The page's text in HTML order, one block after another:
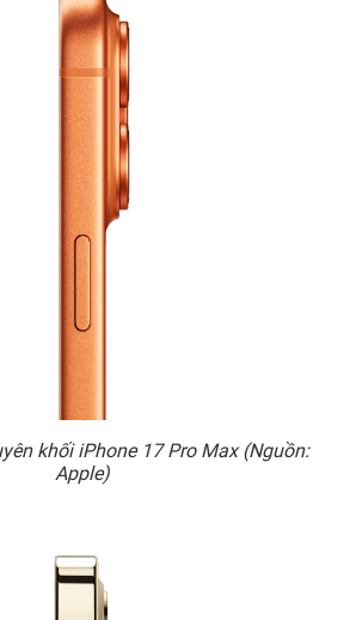
khối iPhone 17 Pro Max (Nguồn:
Apple)